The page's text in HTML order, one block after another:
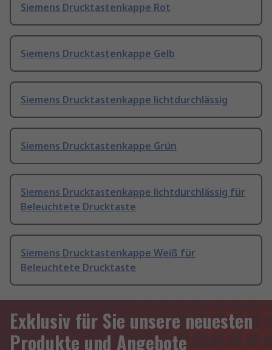
Siemens Drucktastenkappe Rot
Siemens Drucktastenkappe Gelb
Siemens Drucktastenkappe lichtdurchlässig
Siemens Drucktastenkappe Grün
Siemens Drucktastenkappe lichtdurchlässig für
Beleuchtete Drucktaste
Siemens Drucktastenkappe Weiß für
Beleuchtete Drucktaste
Exklusiv für Sie unsere neuesten
Produkte und Angebote